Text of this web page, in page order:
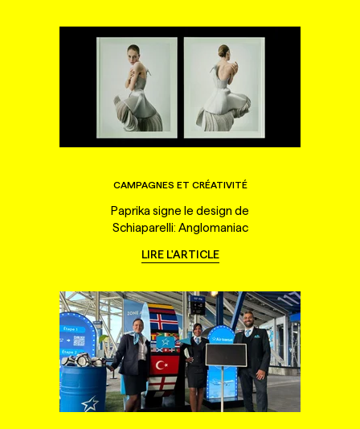
CAMPAGNES ET CRÉATIVITÉ
Paprika signe le design de
Schiaparelli: Anglomaniac
LIRE L'ARTICLE